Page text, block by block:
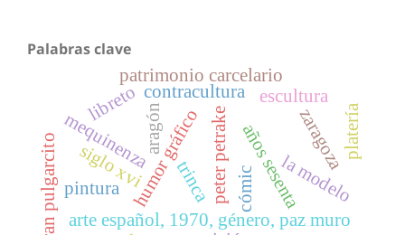
Palabras clave
arte español, 1970, género, paz muro
cómic
humor gráfico años sesenta
gran pulgarcito trincapeter petrake
aragón
mequinenza
la modelo
contracultura
patrimonio carcelario
zaragoza
siglo xvi
escultura
pintura
platería
libreto